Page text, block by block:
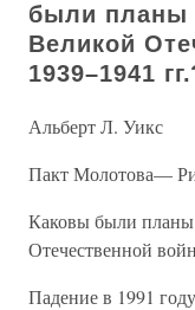
были планы
Великой
1939–1941
Альберт Л. Уикс
Пакт Молотова—
Каковы были
Отечественной
Падение в 1991